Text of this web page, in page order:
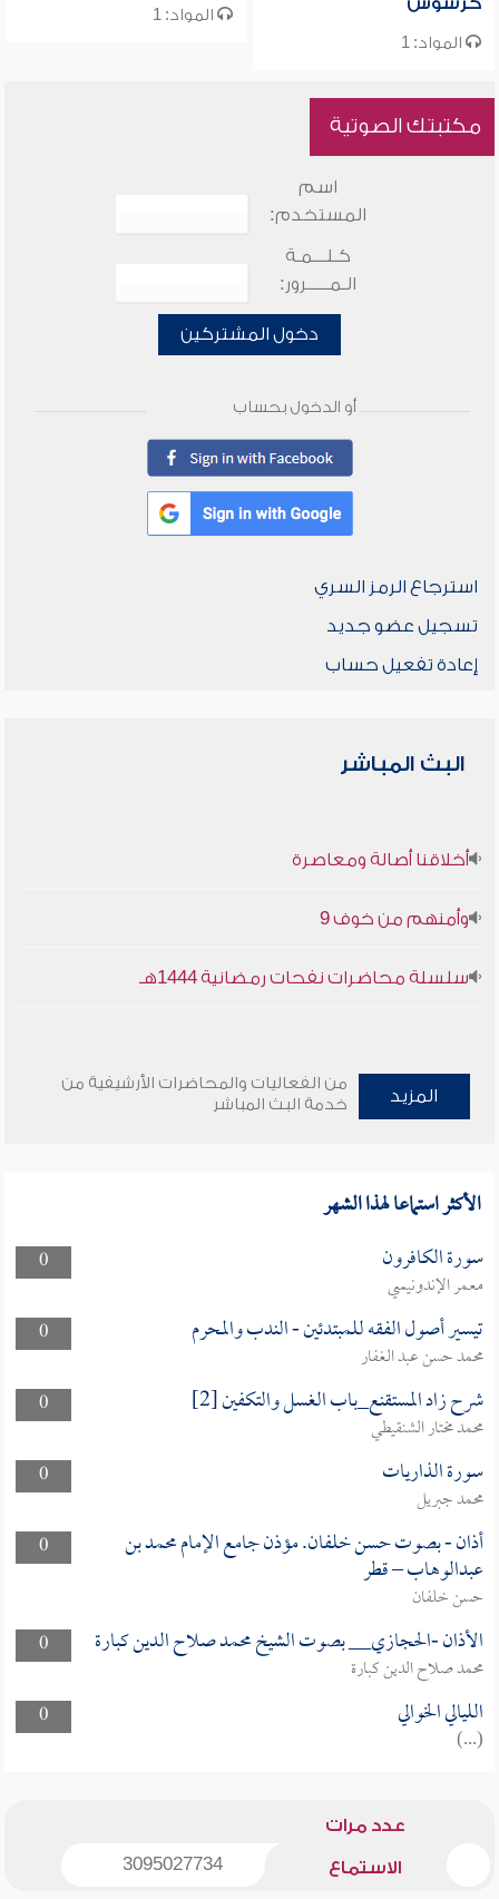
المواد: 1
المواد: 1
مكتبتك الصوتية
اسم
المستخدم:
كـلـــمـة
الـمـــــرور:
دخول المشتركين
أو الدخول بحساب
استرجاع الرمز السري
تسجيل عضو جديد
إعادة تفعيل حساب
البث المباشر
أخلاقنا أصالة ومعاصرة
وأمنهم من خوف 9
سلسلة محاضرات نفحات رمضانية 1444هـ
المزيد
من الفعاليات والمحاضرات الأرشيفية من
خدمة البث المباشر
الأكثر استماعا لهذا الشهر
0 سورة الكافرون
معمر الإندونيسي
0
تيسير أصول الفقه للمبتدئين - الندب والمحرم
محمد حسن عبد الغفار
0
شرح زاد المستقنع_باب الغسل والتكفين [2]
محمد مختار الشنقيطي
0
سورة الذاريات
محمد جبريل
0
أذان - بصوت حسن خلفان. مؤذن جامع الإمام محمد بن
عبدالوهاب – قطر
حسن خلفان
0
الأذان -الحجازي__ بصوت الشيخ محمد صلاح الدين كبارة
محمد صلاح الدين كبارة
0
الليالي الخوالي
(...)
عدد مرات
الاستماع 3095027734